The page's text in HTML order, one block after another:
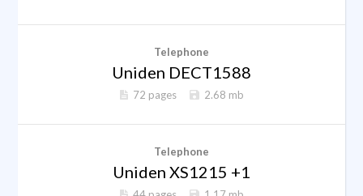
Telephone
Uniden DECT1588
72 pages 2.68 mb
Telephone
Uniden XS1215 +1